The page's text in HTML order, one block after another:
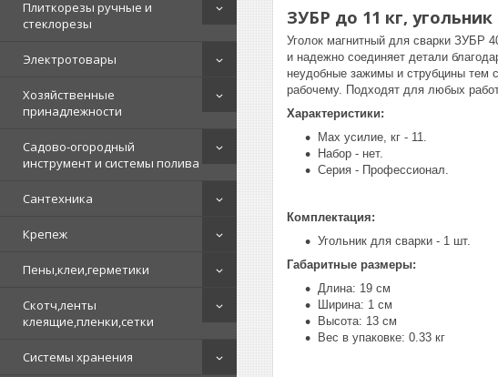
Плиткорезы ручные и
стеклорезы
Электротовары
Хозяйственные
принадлежности
Садово-огородный
инструмент и системы полива
Сантехника
Крепеж
Пены,клеи,герметики
Скотч,ленты
клеящие,пленки,сетки
Системы хранения
ЗУБР до 11 кг,
Уголок магнитный для сварки ЗУБР
и надежно соединяет детали
неудобные зажимы и струбцины тем
рабочему. Подходят для любых
Характеристики:
Max усилие, кг - 11.
Набор - нет.
Серия - Профессионал.
Комплектация:
Угольник для сварки - 1 шт.
Габаритные размеры:
Длина: 19 см
Ширина: 1 см
Высота: 13 см
Вес в упаковке: 0.33 кг